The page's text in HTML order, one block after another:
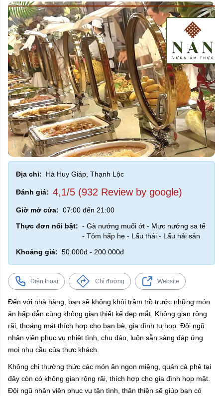
Địa chỉ: Hà Huy Giáp, Thạnh Lộc
Đánh giá: 4,1/5 (932 Review by google)
Giờ mở cửa: 07:00 đến 21:00
Thực đơn nổi bật: - Gà nướng muối ớt - Mực nướng sa tế
- Tôm hấp hẹ - Lẩu thái - Lẩu hải sản
Khoảng giá: 50.000đ - 200.000đ
Điện thoại Chỉ đường Website
Đến với nhà hàng, bạn sẽ không khỏi trầm trồ trước những món
ăn hấp dẫn cùng không gian thiết kế đẹp mắt. Không gian rộng
rãi, thoáng mát thích hợp cho bạn bè, gia đình tụ họp. Đội ngũ
nhân viên phục vụ nhiệt tình, chu đáo, luôn sẵn sàng đáp ứng
mọi nhu cầu của thực khách.
Không chỉ thưởng thức các món ăn ngon miệng, quán cà phê tại
đây còn có không gian rộng rãi, thích hợp cho gia đình họp mặt.
Đội ngũ nhân viên phục vụ tận tình, thân thiện sẽ giúp bạn có